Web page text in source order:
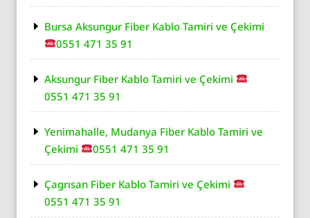
Bursa Aksungur Fiber Kablo Tamiri ve Çekimi
0551 471 35 91
Aksungur Fiber Kablo Tamiri ve Çekimi
0551 471 35 91
Yenimahalle, Mudanya Fiber Kablo Tamiri ve
Çekimi
0551 471 35 91
Çagrısan Fiber Kablo Tamiri ve Çekimi
0551 471 35 91